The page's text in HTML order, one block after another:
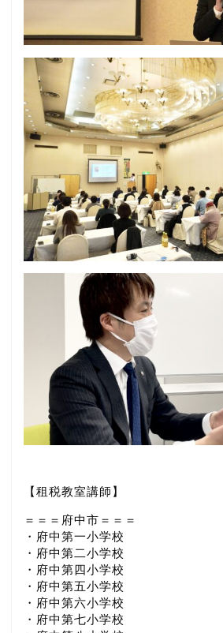
【租税教室講師】
＝＝＝府中市＝＝＝
・府中第一小学校
・府中第二小学校
・府中第四小学校
・府中第五小学校
・府中第六小学校
・府中第七小学校